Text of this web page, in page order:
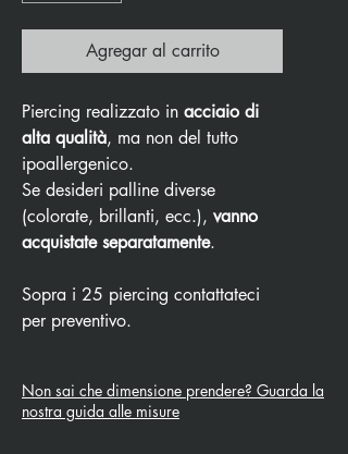
Agregar al carrito
Piercing realizzato in acciaio di
alta qualità, ma non del tutto
ipoallergenico.
Se desideri palline diverse
(colorate, brillanti, ecc.), vanno
acquistate separatamente.
Sopra i 25 piercing contattateci
per preventivo.
Non sai che dimensione prendere? Guarda la
nostra guida alle misure